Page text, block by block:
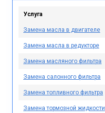
Услуга
Замена масла в двигателе
Замена масла в редукторе
Замена масляного фильтра
Замена салонного фильтра
Замена топливного фильтра
Замена тормозной жидкости